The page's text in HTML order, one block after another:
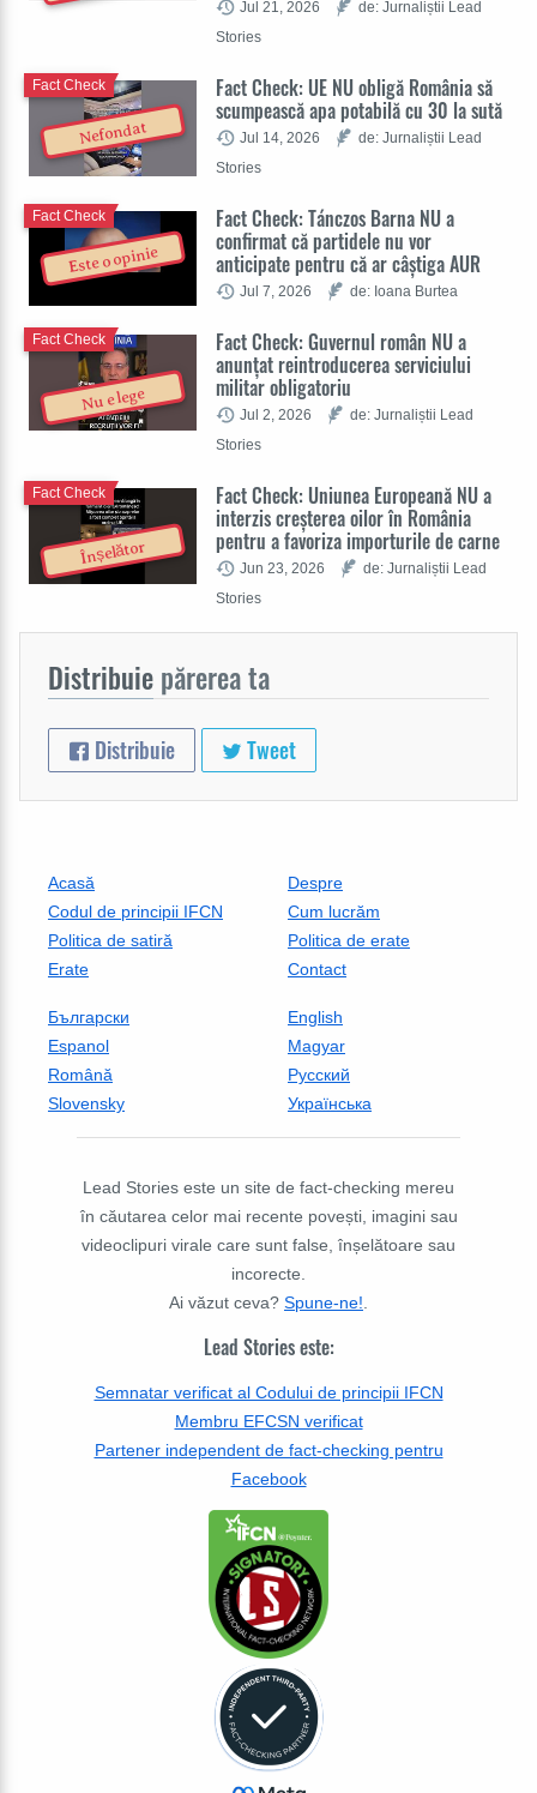
Jul 21, 2026
de: Jurnaliștii Lead
Stories
Nefondat
Fact Check: UE NU obligă România să
scumpească apa potabilă cu 30 la sută
Fact Check
Jul 14, 2026
de: Jurnaliștii Lead
Stories
Este o opinie
Fact Check: Tánczos Barna NU a
confirmat că partidele nu vor
anticipate pentru că ar câștiga AUR
Fact Check
Jul 7, 2026 de: Ioana Burtea
Nu e lege
Fact Check: Guvernul român NU a
anunțat reintroducerea serviciului
militar obligatoriu
Fact Check
Jul 2, 2026
de: Jurnaliștii Lead
Stories
Înșelător
Fact Check: Uniunea Europeană NU a
interzis creșterea oilor în România
pentru a favoriza importurile de carne
Fact Check
Jun 23, 2026
de: Jurnaliștii Lead
Stories
Distribuie părerea ta
Distribuie Tweet
Acasă
Despre
Codul de principii IFCN
Cum lucrăm
Politica de satiră
Politica de erate
Erate
Contact
Български
English
Espanol
Magyar
Română
Русский
Slovensky
Українська
Lead Stories este un site de fact-checking mereu
în căutarea celor mai recente povești, imagini sau
videoclipuri virale care sunt false, înșelătoare sau
incorecte.
Ai văzut ceva? Spune-ne!
Lead Stories este:
Semnatar verificat al Codului de principii IFCN
Membru EFCSN verificat
Partener independent de fact-checking pentru
Facebook